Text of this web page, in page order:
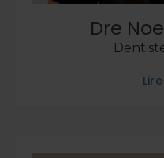
Dre